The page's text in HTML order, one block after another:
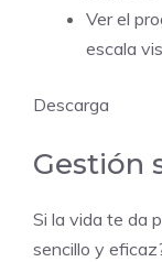
Ver el
escala
Descarga
Gestión
Si la vida te da
sencillo y